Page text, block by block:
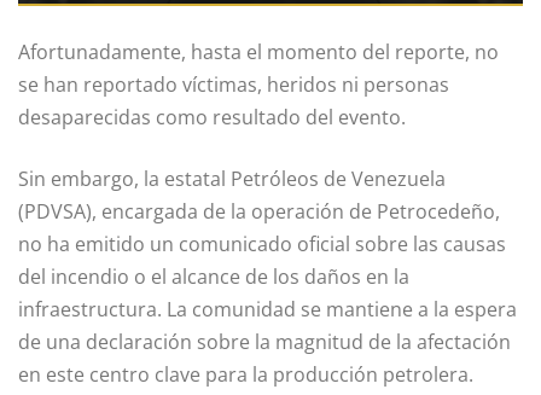
Afortunadamente, hasta el momento del reporte, no
se han reportado víctimas, heridos ni personas
desaparecidas como resultado del evento.
Sin embargo, la estatal Petróleos de Venezuela
(PDVSA), encargada de la operación de Petrocedeño,
no ha emitido un comunicado oficial sobre las causas
del incendio o el alcance de los daños en la
infraestructura. La comunidad se mantiene a la espera
de una declaración sobre la magnitud de la afectación
en este centro clave para la producción petrolera.